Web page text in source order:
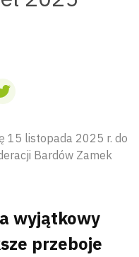
15 listopada 2025 r. do
Bardów Zamek
wyjątkowy
przeboje